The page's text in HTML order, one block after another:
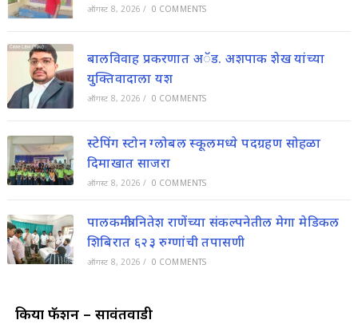
ऑगस्ट 8, 2026 / 0 COMMENTS
बालविवाह प्रकरणात अॅड. अशपाक शेख यांच्या
युक्तिवादाला यश
ऑगस्ट 8, 2026 / 0 COMMENTS
स्टेपिंग स्टोन ग्लोबल स्कूलमध्ये पदग्रहण सोहळा
दिमाखात साजरा
ऑगस्ट 8, 2026 / 0 COMMENTS
पालकमंत्री नितेश राणेंच्या संकल्पनेतील मेगा मेडिकल
शिबिरात ६२३ रुग्णांची तपासणी
ऑगस्ट 8, 2026 / 0 COMMENTS
किया फॅशन – सावंतवाडी